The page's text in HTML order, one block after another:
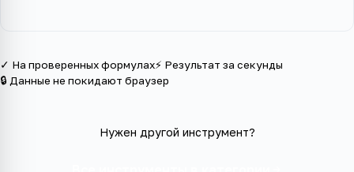
✓ На проверенных формулах⚡ Результат за секунды
🔒 Данные не покидают браузер
Нужен другой инструмент?